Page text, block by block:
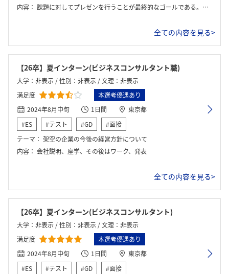
内容： 課題に対してプレゼンを行うことが最終的なゴールである。その際に、自社ツールを用いて地域別の売り上げ等を分析し、その分析したデータを基に最終プレゼンを行うことが求められる。 ・会社説明 ・アイスブレイク ・自社ツールに対する説明 ・グループワーク ・プレゼン
全ての内容を見る>
【26卒】夏インターン(ビジネスコンサルタント職)
大学：非表示 / 性別：非表示 / 文理：非表示
満足度
本選考優遇あり
2024年8月中旬
1日間
東京都
#ES
#テスト #GD
#面接
テーマ： 架空の企業の今後の経営方針について
内容： 会社説明、座学、その後はワーク、発表
全ての内容を見る>
【26卒】夏インターン(ビジネスコンサルタント)
大学：非表示 / 性別：非表示 / 文理：非表示
満足度
本選考優遇あり
2024年8月中旬
1日間
東京都
#ES
#テスト #GD #面接